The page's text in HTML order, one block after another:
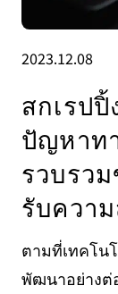
2023.12.08
สกเรป
ปัญหาท
รวบรว
รับควา
ตามที่เทคโน
พัฒนาอย่างต่